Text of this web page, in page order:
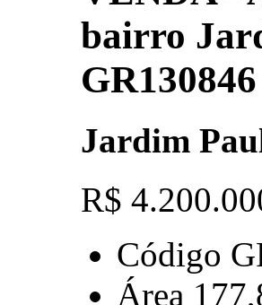
bairro
GR130846
Jardim
R$
Código
Área